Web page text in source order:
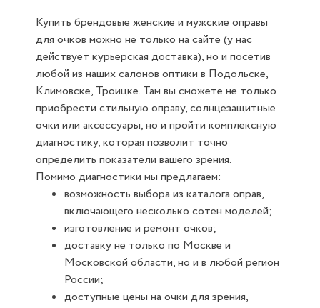
Купить брендовые женские и мужские оправы
для очков можно не только на сайте (у нас
действует курьерская доставка), но и посетив
любой из наших салонов оптики в Подольске,
Климовске, Троицке. Там вы сможете не только
приобрести стильную оправу, солнцезащитные
очки или аксессуары, но и пройти комплексную
диагностику, которая позволит точно
определить показатели вашего зрения.
Помимо диагностики мы предлагаем:
возможность выбора из каталога оправ,
включающего несколько сотен моделей;
изготовление и ремонт очков;
доставку не только по Москве и
Московской области, но и в любой регион
России;
доступные цены на очки для зрения,